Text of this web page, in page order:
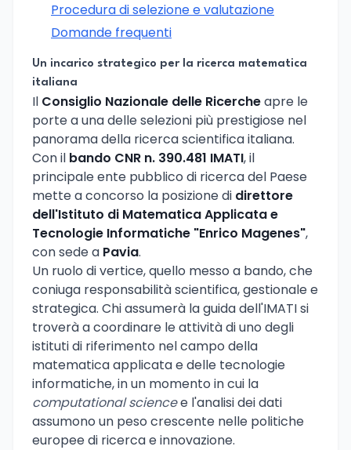
Procedura di selezione e valutazione
Domande frequenti
Un incarico strategico per la ricerca matematica
italiana
Il Consiglio Nazionale delle Ricercheapre le
porte a una delle selezioni più prestigiose nel
panorama della ricerca scientifica italiana.
Con il bando CNR n. 390.481 IMATI, il
principale ente pubblico di ricerca del Paese
mette a concorso la posizione di direttore
dell'Istituto di Matematica Applicata e
Tecnologie Informatiche "Enrico Magenes",
con sede a Pavia.
Un ruolo di vertice, quello messo a bando, che
coniuga responsabilità scientifica, gestionale e
strategica. Chi assumerà la guida dell'IMATI si
troverà a coordinare le attività di uno degli
istituti di riferimento nel campo della
matematica applicata e delle tecnologie
informatiche, in un momento in cui la
computational sciencee l'analisi dei dati
assumono un peso crescente nelle politiche
europee di ricerca e innovazione.